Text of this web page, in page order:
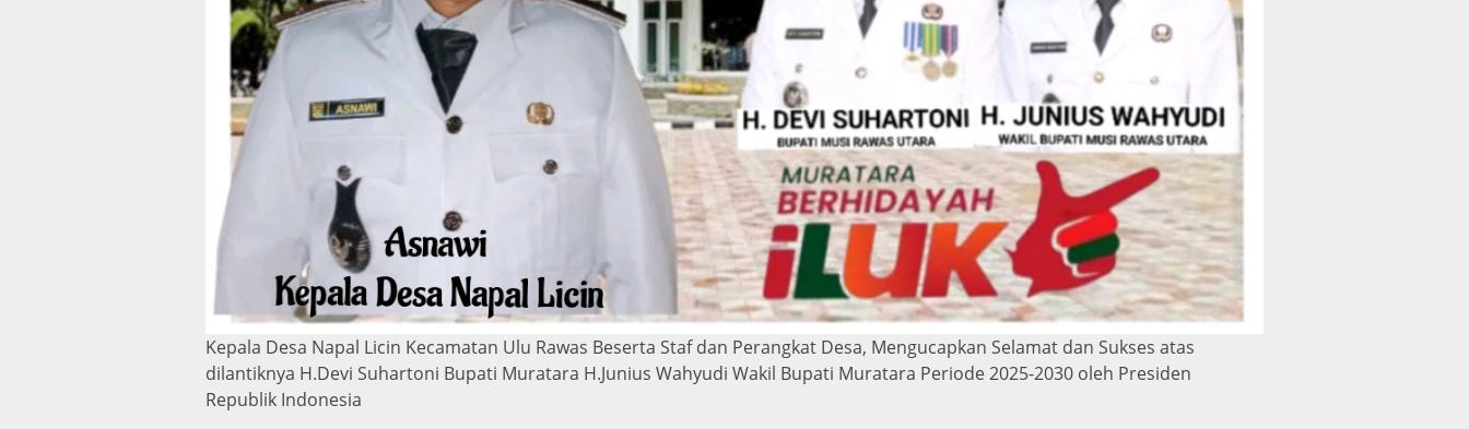
Kepala Desa Napal Licin Kecamatan Ulu Rawas Beserta Staf dan Perangkat Desa, Mengucapkan Selamat dan Sukses atas
dilantiknya H.Devi Suhartoni Bupati Muratara H.Junius Wahyudi Wakil Bupati Muratara Periode 2025-2030 oleh Presiden
Republik Indonesia